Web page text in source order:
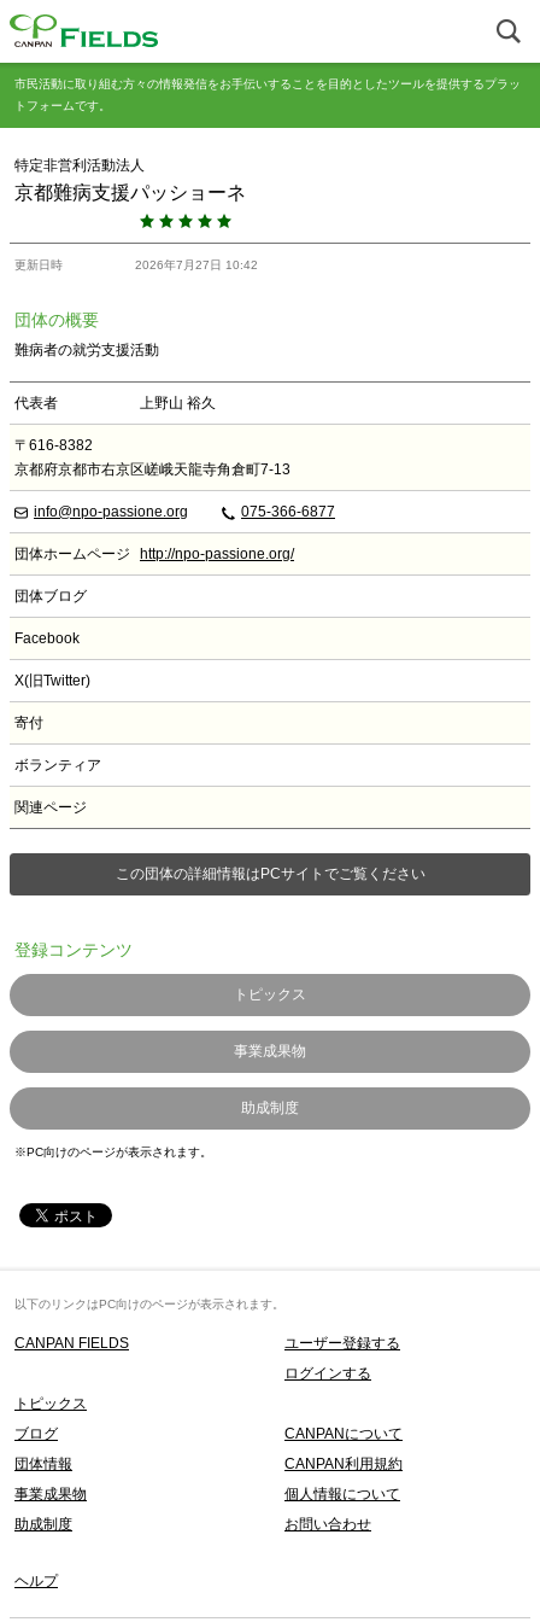
市民活動に取り組む方々の情報発信をお手伝いすることを目的としたツールを提供するプラッ
トフォームです。
特定非営利活動法人
京都難病支援パッショーネ
更新日時 2026年7月27日 10:42
団体の概要
難病者の就労支援活動
代表者 上野山 裕久
〒616-8382
京都府京都市右京区嵯峨天龍寺角倉町7-13
info@npo-passione.org 075-366-6877
団体ホームページ http://npo-passione.org/
団体ブログ
Facebook
X(旧Twitter)
寄付
ボランティア
関連ページ
この団体の詳細情報はPCサイトでご覧ください
登録コンテンツ
トピックス
事業成果物
助成制度
※PC向けのページが表示されます。
以下のリンクはPC向けのページが表示されます。
CANPAN FIELDS
ユーザー登録する
ログインする
トピックス
ブログ
団体情報
事業成果物
助成制度
CANPANについて
CANPAN利用規約
個人情報について
お問い合わせ
ヘルプ